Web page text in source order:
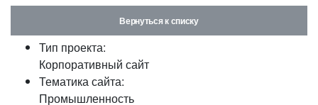
компьютере
Забыли свой пароль?
Вернуться к списку
Тип проекта:
Корпоративный сайт
Тематика сайта:
Промышленность